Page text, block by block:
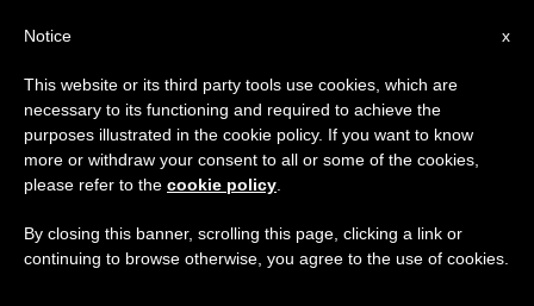
ETIQUETA
Posts Tagged ‘Beata
María Romero
Meneses’
×
Aviso importante
Del 27 de julio al 7 de agosto haremos la pausa
anual, aprovechando que en el periodo de verano
se generan menos informaciones y también el
x
Notice
This website or its third party tools use cookies, which are
necessary to its functioning and required to achieve the
purposes illustrated in the cookie policy. If you want to know
more or withdraw your consent to all or some of the cookies,
please refer to the cookie policy
By closing this banner, scrolling this page, clicking a link or
continuing to browse otherwise, you agree to the use of cookies.